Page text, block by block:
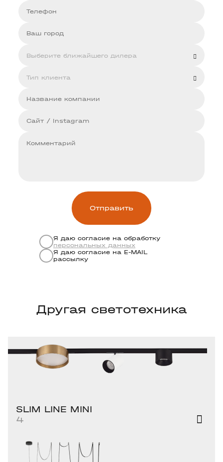
Я даю согласие на обработку
персональных данных
Я даю согласие на Е-MAIL
рассылку
Другая светотехника
SLIM LINE MINI
4